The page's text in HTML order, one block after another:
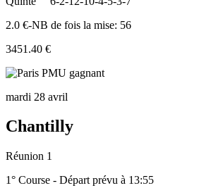
2.0 €-NB de fois la mise: 56
3451.40 €
mardi 28 avril
Chantilly
Réunion 1
1° Course - Départ prévu à 13:55